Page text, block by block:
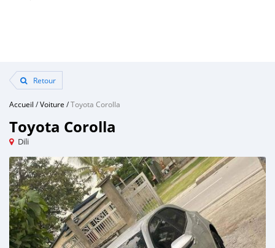
Retour
Accueil /Voiture /Toyota Corolla
Toyota Corolla
Dili